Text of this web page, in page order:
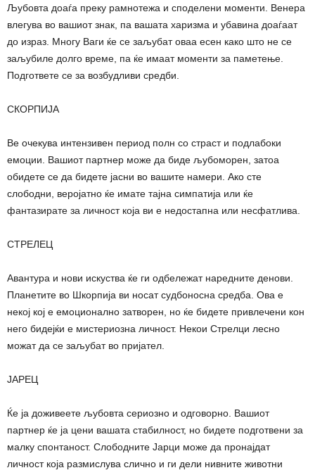
Љубовта доаѓа преку рамнотежа и споделени моменти. Венера
влегува во вашиот знак, па вашата харизма и убавина доаѓаат
до израз. Многу Ваги ќе се заљубат оваа есен како што не се
заљубиле долго време, па ќе имаат моменти за паметење.
Подгответе се за возбудливи средби.
СКОРПИЈА
Ве очекува интензивен период полн со страст и подлабоки
емоции. Вашиот партнер може да биде љубоморен, затоа
обидете се да бидете јасни во вашите намери. Ако сте
слободни, веројатно ќе имате тајна симпатија или ќе
фантазирате за личност која ви е недостапна или несфатлива.
СТРЕЛЕЦ
Авантура и нови искуства ќе ги одбележат наредните денови.
Планетите во Шкорпија ви носат судбоносна средба. Ова е
некој кој е емоционално затворен, но ќе бидете привлечени кон
него бидејќи е мистериозна личност. Некои Стрелци лесно
можат да се заљубат во пријател.
ЈАРЕЦ
Ќе ја доживеете љубовта сериозно и одговорно. Вашиот
партнер ќе ја цени вашата стабилност, но бидете подготвени за
малку спонтаност. Слободните Јарци може да пронајдат
личност која размислува слично и ги дели нивните животни